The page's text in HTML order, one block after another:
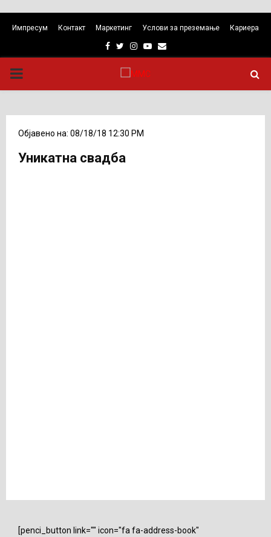
Импресум Контакт Маркетинг Услови за преземање Кариера
Facebook
TwitterInstagram
Youtube
Email
PRIMARY
Објавено на: 08/18/18 12:30 PM
Уникатна свадба
[penci_button link="" icon="fa fa-address-book"